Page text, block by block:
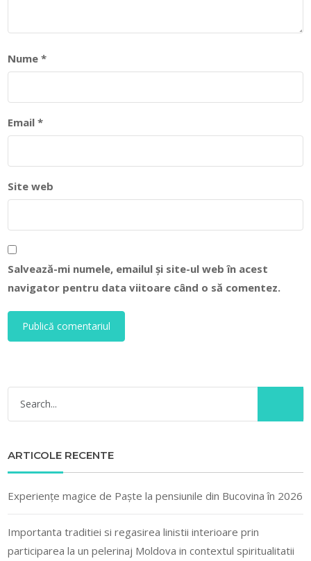
Nume*
Email*
Site web
Salvează-mi numele, emailul și site-ul web în acest
navigator pentru data viitoare când o să comentez.
ARTICOLE RECENTE
Experiențe magice de Paște la pensiunile din Bucovina în 2026
Importanta traditiei si regasirea linistii interioare prin
participarea la un pelerinaj Moldova in contextul spiritualitatii